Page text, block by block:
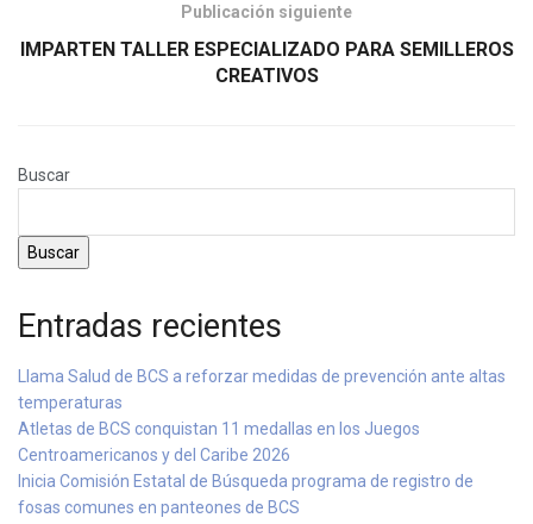
Publicación siguiente
IMPARTEN TALLER ESPECIALIZADO PARA SEMILLEROS
CREATIVOS
Buscar
Buscar
Entradas recientes
Llama Salud de BCS a reforzar medidas de prevención ante altas
temperaturas
Atletas de BCS conquistan 11 medallas en los Juegos
Centroamericanos y del Caribe 2026
Inicia Comisión Estatal de Búsqueda programa de registro de
fosas comunes en panteones de BCS